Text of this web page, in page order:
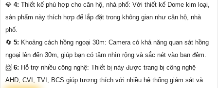
💎 4: Thiết kế phù hợp cho căn hộ, nhà phố: Với thiết kế Dome kim loại,
sản phẩm này thích hợp để lắp đặt trong không gian như căn hộ, nhà
phố.
🔄 5: Khoảng cách hồng ngoại 30m: Camera có khả năng quan sát hồng
ngoại lên đến 30m, giúp bạn có tầm nhìn rộng và sắc nét vào ban đêm.
📨 6: Hỗ trợ nhiều công nghệ: Thiết bị này được trang bị công nghệ
AHD, CVI, TVI, BCS giúp tương thích với nhiều hệ thống giám sát và